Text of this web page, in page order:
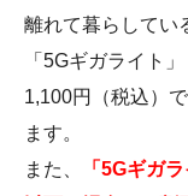
離れて暮らしてい
「5Gギガライト
1,100円（税込）
ます。
また、
「5Gギガ